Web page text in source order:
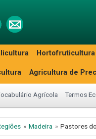
Hortofruticultura
Agricultura de
Agrícola Termos
Madeira Pastores